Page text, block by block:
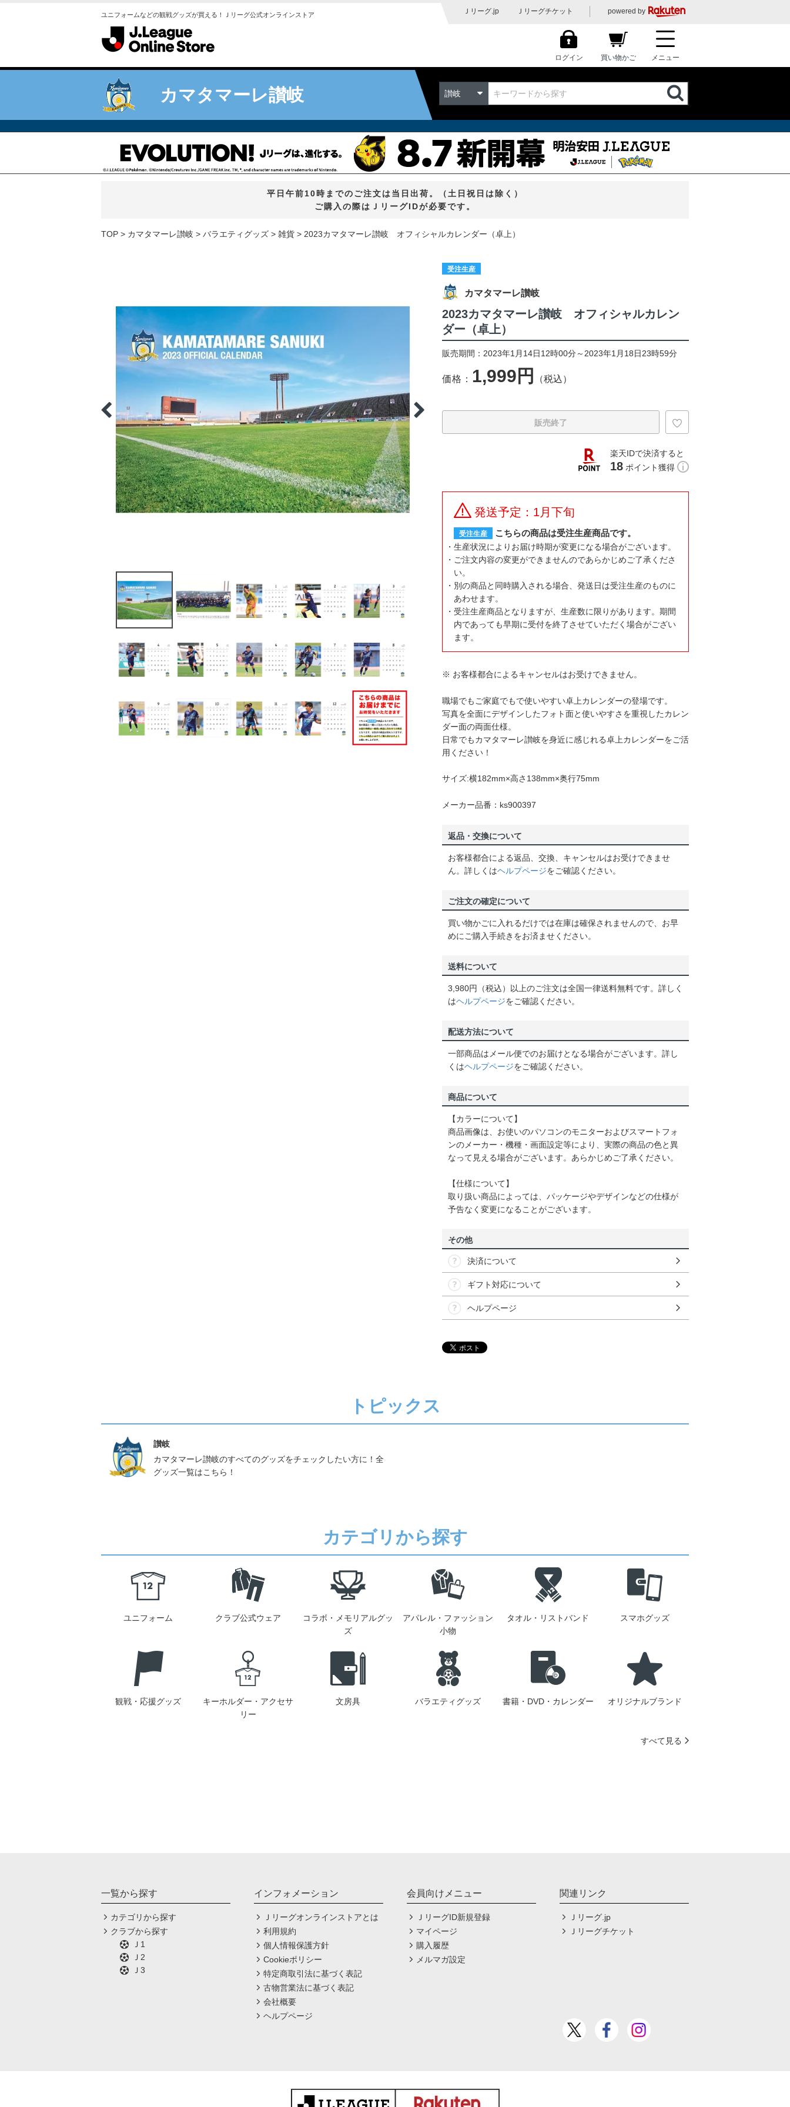
ユニフォームなどの観戦グッズが買える！Ｊリーグ公式オンラインストア Ｊリーグ.jp Ｊリーグチケット powered by
ログイン 買い物かご メニュー
カマタマーレ讃岐 讃岐
平日午前10時までのご注文は当日出荷。（土日祝日は除く）
ご購入の際はＪリーグIDが必要です。
TOP カマタマーレ讃岐 バラエティグッズ 雑貨 2023カマタマーレ讃岐 オフィシャルカレンダー（卓上）
受注生産
カマタマーレ讃岐
2023カマタマーレ讃岐 オフィシャルカレン
ダー（卓上）
販売期間：2023年1月14日12時00分～2023年1月18日23時59分
価格： 1,999円 （税込）
販売終了
楽天IDで決済すると
18 ポイント獲得
発送予定：1月下旬
受注生産 こちらの商品は受注生産商品です。
生産状況によりお届け時期が変更になる場合がございます。
ご注文内容の変更ができませんのであらかじめご了承くださ
い。
別の商品と同時購入される場合、発送日は受注生産のものに
あわせます。
受注生産商品となりますが、生産数に限りがあります。期間
内であっても早期に受付を終了させていただく場合がござい
ます。
※ お客様都合によるキャンセルはお受けできません。
職場でもご家庭でもで使いやすい卓上カレンダーの登場です。
写真を全面にデザインしたフォト面と使いやすさを重視したカレン
ダー面の両面仕様。
日常でもカマタマーレ讃岐を身近に感じれる卓上カレンダーをご活
用ください！
サイズ:横182mm×高さ138mm×奥行75mm
メーカー品番：ks900397
返品・交換について
お客様都合による返品、交換、キャンセルはお受けできませ
ん。詳しくはヘルプページをご確認ください。
ご注文の確定について
買い物かごに入れるだけでは在庫は確保されませんので、お早
めにご購入手続きをお済ませください。
送料について
3,980円（税込）以上のご注文は全国一律送料無料です。詳しく
はヘルプページをご確認ください。
配送方法について
一部商品はメール便でのお届けとなる場合がございます。詳し
くはヘルプページをご確認ください。
商品について
【カラーについて】
商品画像は、お使いのパソコンのモニターおよびスマートフォ
ンのメーカー・機種・画面設定等により、実際の商品の色と異
なって見える場合がございます。あらかじめご了承ください。
【仕様について】
取り扱い商品によっては、パッケージやデザインなどの仕様が
予告なく変更になることがございます。
その他
決済について
ギフト対応について
ヘルプページ
トピックス
讃岐
カマタマーレ讃岐のすべてのグッズをチェックしたい方に！全
グッズ一覧はこちら！
カテゴリから探す
ユニフォーム クラブ公式ウェア
コラボ・メモリアルグッ
ズ
アパレル・ファッション
小物
タオル・リストバンド スマホグッズ
観戦・応援グッズ
キーホルダー・アクセサ
リー
文房具 バラエティグッズ 書籍・DVD・カレンダー オリジナルブランド
すべて見る
一覧から探す
カテゴリから探す
クラブから探す
Ｊ1
Ｊ2
Ｊ3
インフォメーション
Ｊリーグオンラインストアとは
利用規約
個人情報保護方針
Cookieポリシー
特定商取引法に基づく表記
古物営業法に基づく表記
会社概要
ヘルプページ
会員向けメニュー
ＪリーグID新規登録
マイページ
購入履歴
メルマガ設定
関連リンク
Ｊリーグ.jp
Ｊリーグチケット